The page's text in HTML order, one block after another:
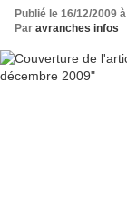
Publié le 16/12/2009
Par avranches infos